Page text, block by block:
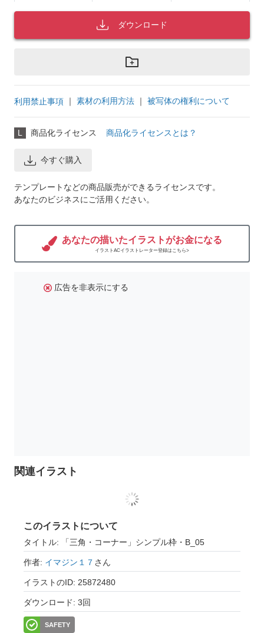
ダウンロード
利用禁止事項 ｜ 素材の利用方法 ｜ 被写体の権利について
L 商品化ライセンス 商品化ライセンスとは？
今すぐ購入
テンプレートなどの商品販売ができるライセンスです。
あなたのビジネスにご活用ください。
あなたの描いたイラストがお金になる
イラストACイラストレーター登録はこちら>
広告を非表示にする
関連イラスト
このイラストについて
タイトル: 「三角・コーナー」シンプル枠・B_05
作者: イマジン１７ さん
イラストのID: 25872480
ダウンロード: 3回
SAFETY